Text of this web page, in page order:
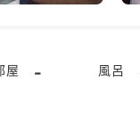
屋 - 風呂